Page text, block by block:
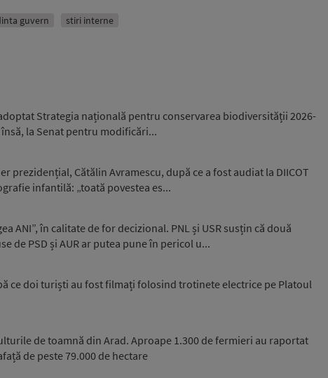
guvern stiri interne
Strategia națională pentru conservarea biodiversității 2026-
la Senat pentru modificări...
prezidențial, Cătălin Avramescu, după ce a fost audiat la DIICOT
infantilă: „toată povestea es...
ANI”, în calitate de for decizional. PNL și USR susțin că două
de PSD și AUR ar putea pune în pericol u...
ce doi turiști au fost filmați folosind trotinete electrice pe Platoul
de toamnă din Arad. Aproape 1.300 de fermieri au raportat
de peste 79.000 de hectare